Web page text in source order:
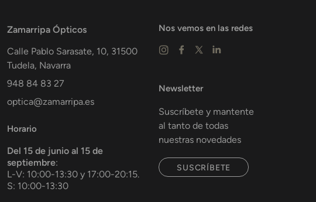
Zamarripa Ópticos
Calle Pablo Sarasate, 10, 31500
Tudela, Navarra
948 84 83 27
optica@zamarripa.es
Horario
Del 15 de junio al 15 de
septiembre:
L-V: 10:00-13:30 y 17:00-20:15.
S: 10:00-13:30
Nos vemos en las redes
Newsletter
Suscríbete y mantente
al tanto de todas
nuestras novedades
SUSCRÍBETE